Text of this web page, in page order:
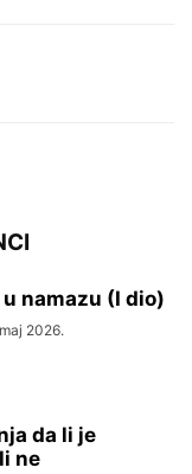
namazu (I dio)
2026.
da li je
ne